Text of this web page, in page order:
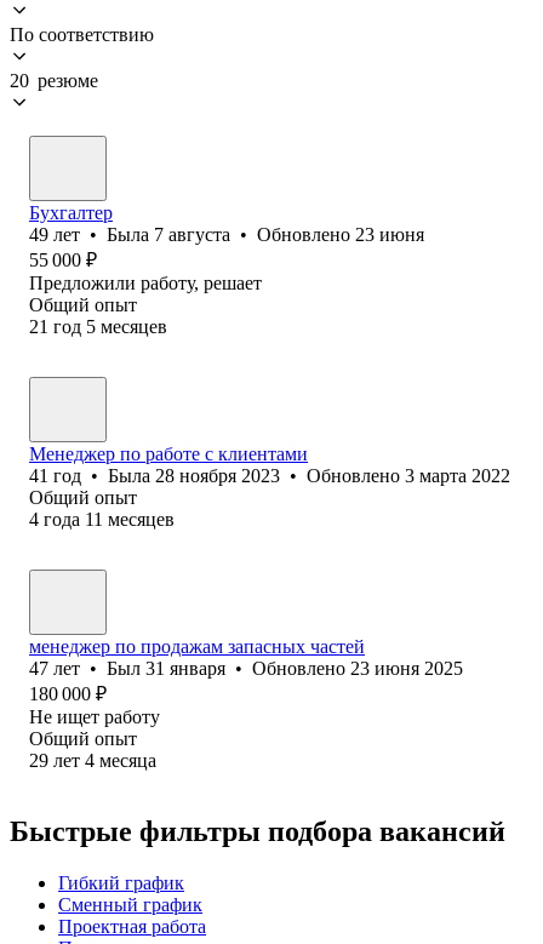
По соответствию
20 резюме
Бухгалтер
49 лет • Была 7 августа • Обновлено 23 июня
55 000 ₽
Предложили работу, решает
Общий опыт
21 год 5 месяцев
Менеджер по работе с клиентами
41 год • Была 28 ноября 2023 • Обновлено 3 марта 2022
Общий опыт
4 года 11 месяцев
менеджер по продажам запасных частей
47 лет • Был 31 января • Обновлено 23 июня 2025
180 000 ₽
Не ищет работу
Общий опыт
29 лет 4 месяца
Быстрые фильтры подбора вакансий
Гибкий график
Сменный график
Проектная работа